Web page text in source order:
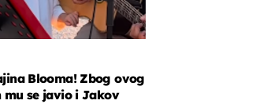
Blooma! Zbog ovog
mu se javio i Jakov